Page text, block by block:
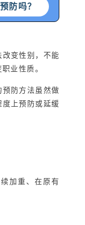
防吗？
变性别，不能
业性质。
防方法虽然做
上预防或延缓
加重、在原有